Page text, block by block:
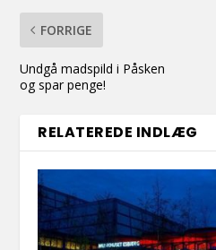
FORRIGE
Undgå madspild i Påsken
og spar penge!
RELATEREDE INDLÆG